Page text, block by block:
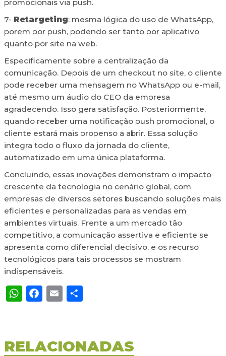
promocionais via push.
7- Retargeting: mesma lógica do uso de WhatsApp,
porem por push, podendo ser tanto por aplicativo
quanto por site na web.
Especificamente sobre a centralização da
comunicação. Depois de um checkout no site, o cliente
pode receber uma mensagem no WhatsApp ou e-mail,
até mesmo um áudio do CEO da empresa
agradecendo. Isso gera satisfação. Posteriormente,
quando receber uma notificação push promocional, o
cliente estará mais propenso a abrir. Essa solução
integra todo o fluxo da jornada do cliente,
automatizado em uma única plataforma.
Concluindo, essas inovações demonstram o impacto
crescente da tecnologia no cenário global, com
empresas de diversos setores buscando soluções mais
eficientes e personalizadas para as vendas em
ambientes virtuais. Frente a um mercado tão
competitivo, a comunicação assertiva e eficiente se
apresenta como diferencial decisivo, e os recurso
tecnológicos para tais processos se mostram
indispensáveis.
WhatsApp
Facebook
EmailShare
RELACIONADAS